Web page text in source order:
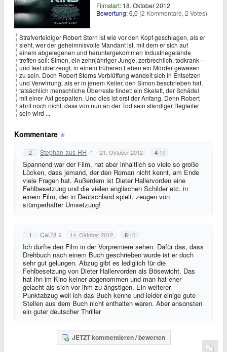
Filmstart: 18. Oktober 2012
Bewertung:6,0 (2 Kommentare, 2 Votes)
Strafverteidiger Robert Stern ist wie vor den Kopf geschlagen, als er
sieht, wer der geheimnisvolle Mandant ist, mit dem er sich auf
einem abgelegenen und heruntergekommen Industriegelände
treffen soll: Simon, ein zehnjähriger Junge, zerbrechlich, todkrank –
und fest überzeugt, in einem früheren Leben ein Mörder gewesen
zu sein. Doch Robert Sterns Verblüffung wandelt sich in Entsetzen
und Verwirrung, als er in jenem Keller, den Simon beschrieben hat,
tatsächlich menschliche Überreste findet: ein Skelett, der Schädel
mit einer Axt gespalten. Und dies ist erst der Anfang. Denn Robert
ahnt noch nicht, dass von nun an der Tod sein ständiger Begleiter
sein wird ...
Kommentare
2 Stephan-aus-HH 21. Oktober 2012 4/10
Spannend war der Film, hat aber inhaltlich so viele so große
Lücken, dass jemand, der den Roman nicht kennt, am Ende
viele Fragen hat. Außerdem ist Dieter Hallervorden eine
Fehlbesetzung und die vielen englischen Schilder etc. in
einem Film, der in Deutschland spielt, zeugen von
stümperhafter Umsetzung!
1 Cat78 14. Oktober 2012 8/10
Ich durfte den Film in der Vorpremiere sehen. Dafür das, dass
Drehbuch nach einem Buch geschrieben wurde ist er doch
sehr gut gelungen. Abzug gibt es lediglich für die
Fehlbesetzung von Dieter Hallervorden als Bösewicht. Das
hat ihn im Kino keiner abgenommen und man hat eher
gelacht als sich vor ihm zu ängstigen. Ein weiterer
Punktabzug weil ich das Buch kenne und leider einige gute
Stellen aus dem Buch nicht enthalten waren. Aber ansonsten
ein guter deutscher Thriller
JETZT kommentieren / bewerten